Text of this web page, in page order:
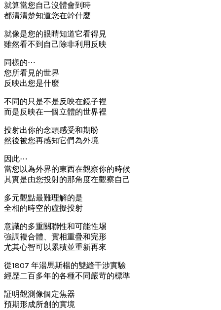
就算當您自己沒體會到時
都清清楚知道您在幹什麼
就像是您的眼睛知道它看得見
雖然看不到自己除非利用反映
同樣的⋯
您所看見的世界
反映出您是什麼
不同的只是不是反映在鏡子裡
而是反映在一個立體的世界裡
投射出你的念頭感受和期盼
然後被您再感知它們為外境
因此⋯
當您以為外界的東西在觀察你的時候
其實是由您投射的那角度在觀察自己
多元觀點最難理解的是
全相的時空的虛擬投射
意識的多重關聯性和可能性埸
強調複合體、實相重疊和完形
尤其心智可以累積並重新再來
從1807 年湯馬斯楊的雙縫干涉實驗
經歴二百多年的各種不同嚴苛的標準
証明觀測像個定焦器
預期形成所創的實境